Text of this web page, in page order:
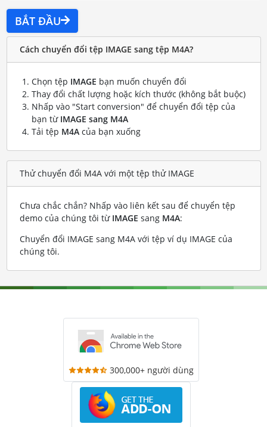
BẮT ĐẦU
Cách chuyển đổi tệp IMAGE sang tệp M4A?
Chọn tệp IMAGE bạn muốn chuyển đổi
Thay đổi chất lượng hoặc kích thước (không bắt buộc)
Nhấp vào "Start conversion" để chuyển đổi tệp của
bạn từ IMAGE sang M4A
Tải tệp M4Acủa bạn xuống
Thử chuyển đổi M4A với một tệp thử IMAGE
Chưa chắc chắn? Nhấp vào liên kết sau để chuyển tệp
demo của chúng tôi từ IMAGE sang M4A:
Chuyển đổi IMAGE sang M4A với tệp ví dụ IMAGE của
chúng tôi.
300,000+ người dùng